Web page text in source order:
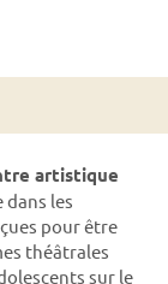
artistique
dans les
pour être
théâtrales
sur le